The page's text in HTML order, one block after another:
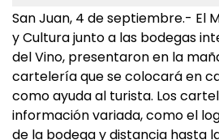
San Juan, 4 de septiembre.- El
y Cultura junto a las bodegas
del Vino, presentaron en la
cartelería que se colocará en
como ayuda al turista. Los
información variada, como el
de la bodega y distancia hasta